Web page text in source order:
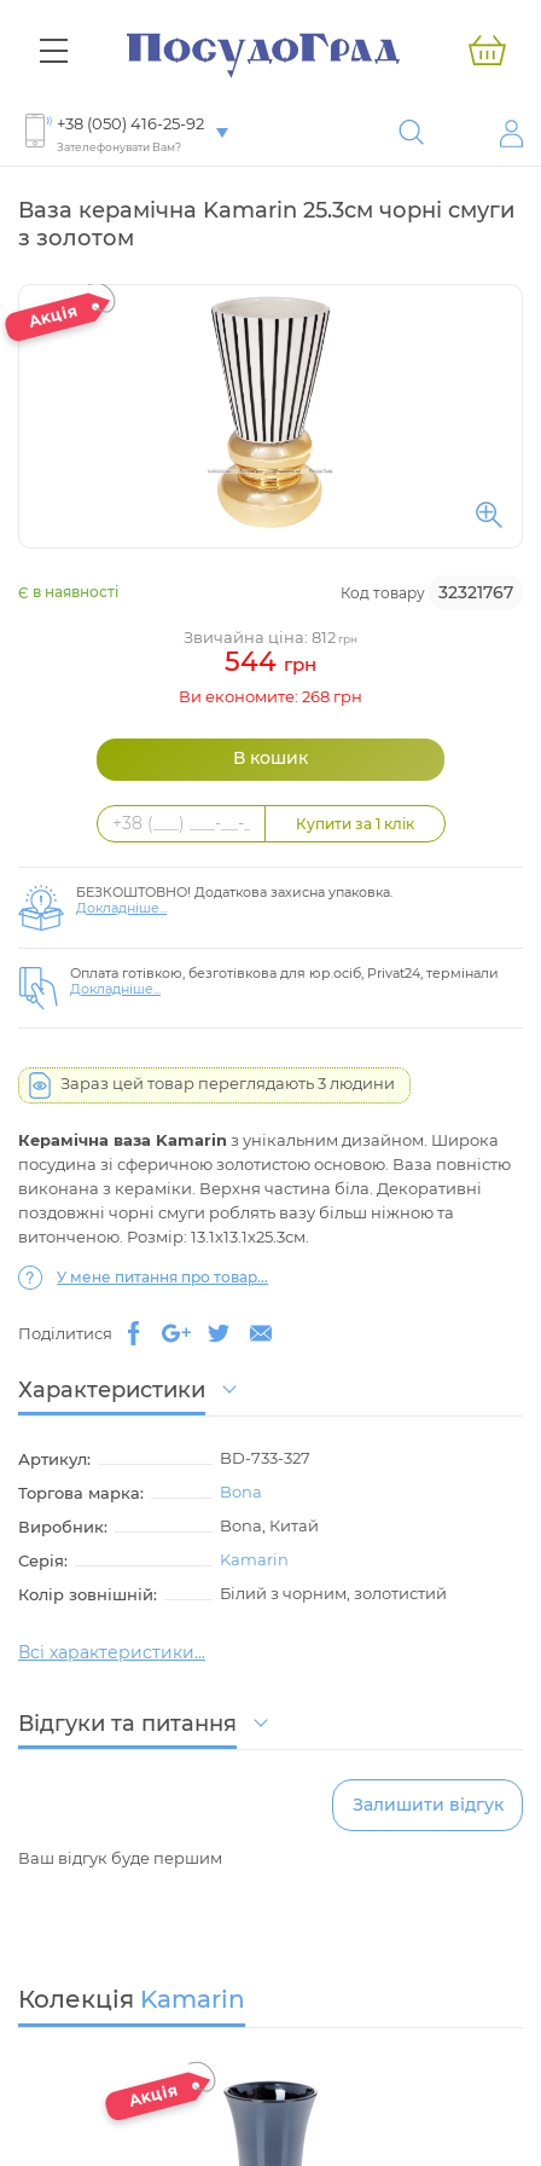
+38 (050) 416-25-92
Зателефонувати Вам?
Ваза керамічна Kamarin 25.3см чорні смуги
з золотом
Є в наявності Код товару 32321767
Звичайна ціна: 812 грн
544 грн
Ви економите: 268 грн
БЕЗКОШТОВНО! Додаткова захисна упаковка.
Докладніше...
Оплата готівкою, безготівкова для юр.осіб, Privat24, термінали
Докладніше...
Зараз цей товар переглядають 3 людини
Керамічна ваза Kamarin з унікальним дизайном. Широка
посудина зі сферичною золотистою основою. Ваза повністю
виконана з кераміки. Верхня частина біла. Декоративні
поздовжні чорні смуги роблять вазу більш ніжною та
витонченою. Розмір: 13.1х13.1х25.3см.
У мене питання про товар...
Поділитися
Характеристики
Артикул:
BD-733-327
Торгова марка:
Bona
Виробник:
Bona, Китай
Серія:
Kamarin
Колір зовнішній:
Білий з чорним, золотистий
Всі характеристики...
Відгуки та питання
Залишити відгук
Ваш відгук буде першим
Колекція Kamarin